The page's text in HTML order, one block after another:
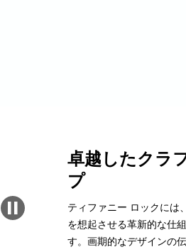
卓越したクラ
プ
ティファニー ロックには
を想起させる革新的な仕
す。画期的なデザインの